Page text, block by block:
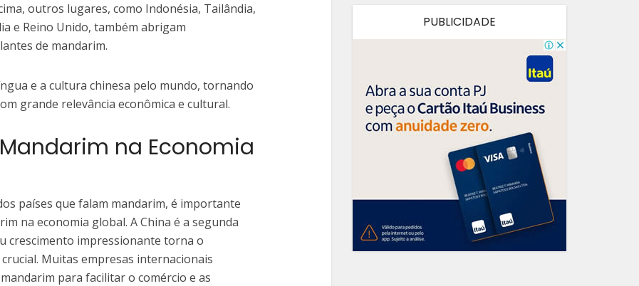
outros lugares, como Indonésia, Tailândia,
e Reino Unido, também abrigam
de mandarim.
e a cultura chinesa pelo mundo, tornando
grande relevância econômica e cultural.
na Economia
países que falam mandarim, é importante
na economia global. A China é a segunda
crescimento impressionante torna o
Muitas empresas internacionais
para facilitar o comércio e as
PUBLICIDADE